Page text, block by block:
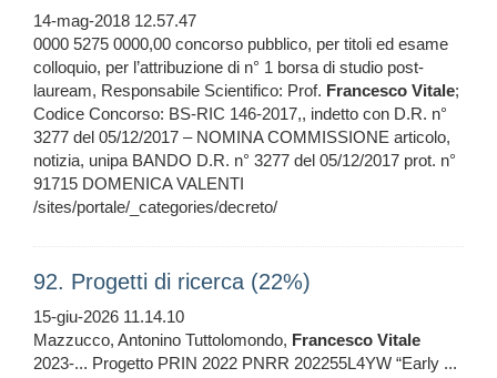
14-mag-2018 12.57.47
0000 5275 0000,00 concorso pubblico, per titoli ed esame
colloquio, per l’attribuzione di n° 1 borsa di studio post-
lauream, Responsabile Scientifico: Prof. Francesco Vitale;
Codice Concorso: BS-RIC 146-2017,, indetto con D.R. n°
3277 del 05/12/2017 – NOMINA COMMISSIONE articolo,
notizia, unipa BANDO D.R. n° 3277 del 05/12/2017 prot. n°
91715 DOMENICA VALENTI
/sites/portale/_categories/decreto/
92. Progetti di ricerca (22%)
15-giu-2026 11.14.10
Mazzucco, Antonino Tuttolomondo, Francesco Vitale
2023-... Progetto PRIN 2022 PNRR 202255L4YW “Early ...